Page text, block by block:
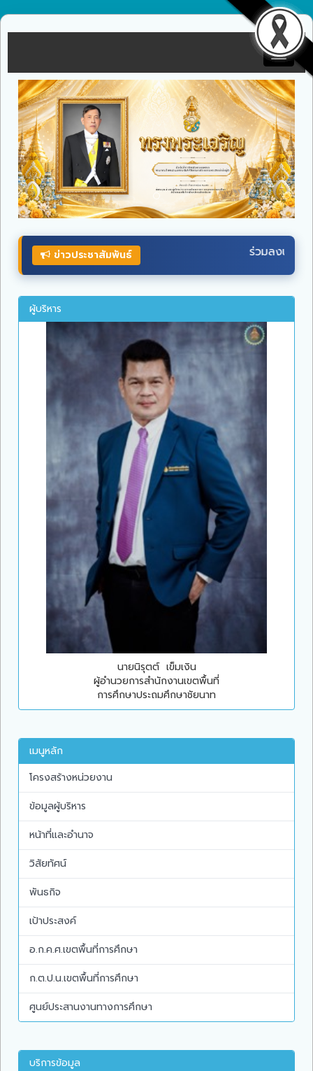
Toggle
ข่าวประชาสัมพันธ์
ร่วมลงนามถวายพระพรชัยมงคล พระบาทสมเด็จพระเจ้าอยู่
ผู้บริหาร
นายนิรุตต์ เข็มเงิน
ผู้อำนวยการสำนักงานเขตพื้นที่
การศึกษาประถมศึกษาชัยนาท
เมนูหลัก
โครงสร้างหน่วยงาน
ข้อมูลผู้บริหาร
หน้าที่และอำนาจ
วิสัยทัศน์
พันธกิจ
เป้าประสงค์
อ.ก.ค.ศ.เขตพื้นที่การศึกษา
ก.ต.ป.น.เขตพื้นที่การศึกษา
ศูนย์ประสานงานทางการศึกษา
บริการข้อมูล